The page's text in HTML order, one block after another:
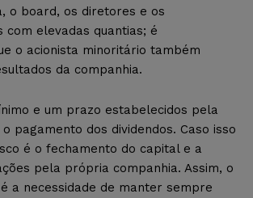
o board, os diretores e os
com elevadas quantias; é
o acionista minoritário também
da companhia.
e um prazo estabelecidos pela
pagamento dos dividendos. Caso isso
é o fechamento do capital e a
pela própria companhia. Assim, o
a necessidade de manter sempre